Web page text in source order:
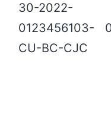
30-2022-
0123456103-
CU-BC-CJC